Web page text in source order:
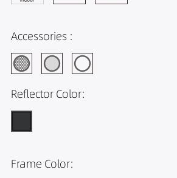
Accessories :
Reflector Color:
Frame Color: